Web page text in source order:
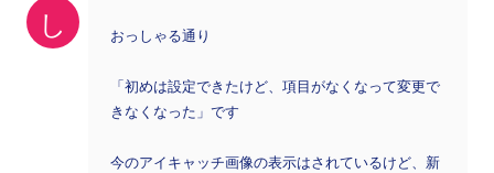
し おっしゃる通り
「初めは設定できたけど、項目がなくなって変更で
きなくなった」です
今のアイキャッチ画像の表示はされているけど、新